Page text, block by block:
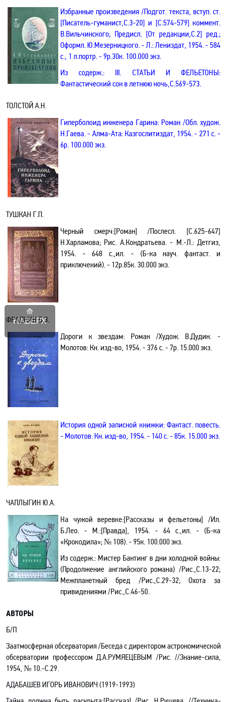
НАВЕРХ
Избранные произведения /Подгот. текста, вступ. ст.
[Писатель-гуманист,С.3-20] и [С.574-579] коммент.
В.Вильчинского; Предисл. [От редакции,С.2] ред.;
Оформл. Ю.Мезерницкого. - Л.: Лениздат, 1954. - 584
с., 1 л.портр. - 9р.30к. 100.000 экз.
Из содерж.: III. СТАТЬИ И ФЕЛЬЕТОНЫ:
Фантастический сон в летнюю ночь,С.569-573.
ТОЛСТОЙ А.Н.
Гиперболоид инженера Гарина: Роман /Обл. худож.
Н.Гаева. - Алма-Ата: Казгослитиздат, 1954. - 271 с. -
6р. 100.000 экз.
ТУШКАН Г.П.
Черный смерч:[Роман] /Послесл. [С.625-647]
Н.Харламова; Рис. А.Кондратьева. - М.-Л.: Детгиз,
1954. - 648 с.,ил. - (Б-ка науч. фантаст. и
приключений). - 12р.85к. 30.000 экз.
ФРАДКИН Б.З.
Дороги к звездам: Роман /Худож. В.Дудин. -
Молотов: Кн. изд-во, 1954. - 376 с. - 7р. 15.000 экз.
История одной записной книжки: Фантаст. повесть.
- Молотов: Кн. изд-во, 1954. - 140 с. - 85к. 15.000 экз.
ЧАПЛЫГИН Ю.А.
На чужой веревке:[Рассказы и фельетоны] /Ил.
Б.Лео. - М.:[Правда], 1954. - 64 с.,ил. - (Б-ка
«Крокодила»; № 108). - 95к. 100.000 экз.
Из содерж.: Мистер Бантинг в дни холодной войны:
(Продолжение английского романа) /Рис.,С.13-22;
Межпланетный бред /Рис.,С.29-32; Охота за
привидениями /Рис.,С.46-50.
АВТОРЫ
Б/П
Заатмосферная обсерватория /Беседа с директором астрономической
обсерватории профессором Д.А.РУМЯЕЦЕВЫМ /Рис. //Знание-сила,
1954, № 10.-С.29.
АДАБАШЕВ ИГОРЬ ИВАНОВИЧ(1919-1993)